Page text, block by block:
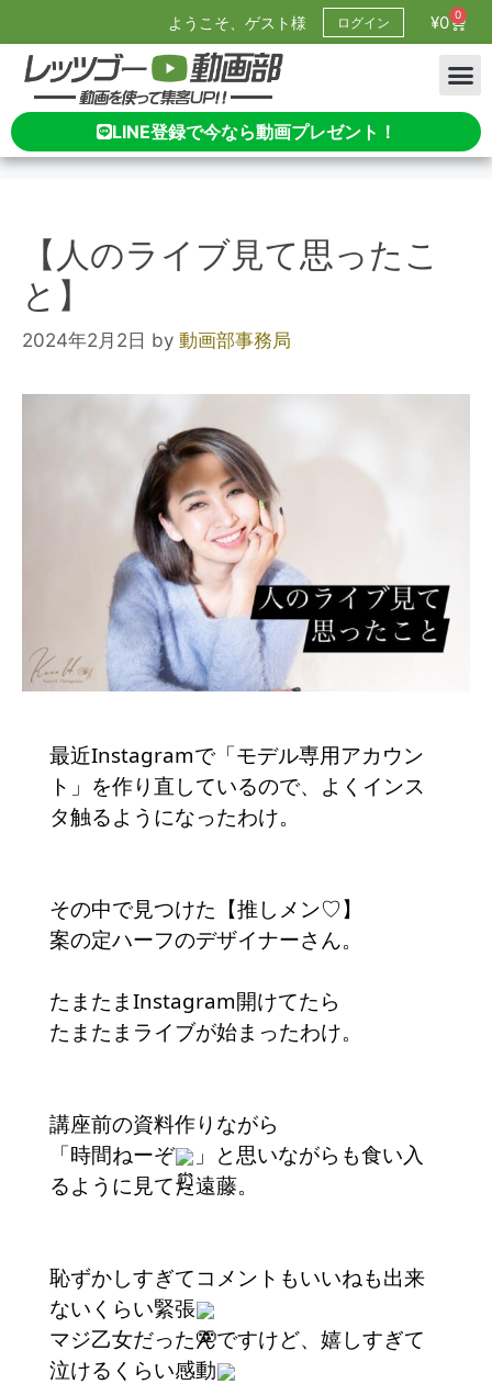
ようこそ、ゲスト様 ログイン ¥0 0
LINE登録で今なら動画プレゼント！
【人のライブ見て思ったこ
と】
2024年2月2日 by 動画部事務局
最近Instagramで「モデル専用アカウン
ト」を作り直しているので、よくインス
タ触るようになったわけ。
その中で見つけた【推しメン♡】
案の定ハーフのデザイナーさん。
たまたまInstagram開けてたら
たまたまライブが始まったわけ。
講座前の資料作りながら
「時間ねーぞ
」と思いながらも食い入
るように見てた遠藤。
恥ずかしすぎてコメントもいいねも出来
ないくらい緊張
マジ乙女だったんですけど、嬉しすぎて
泣けるくらい感動